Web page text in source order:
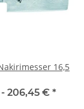
16,5
206,45 € *